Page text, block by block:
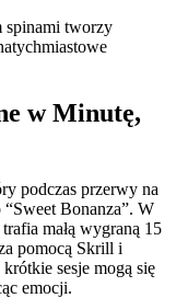
spinami tworzy
w Minutę,
podczas przerwy na
Bonanza”. W
małą wygraną 15
pomocą Skrill i
sesje mogą się
emocji.